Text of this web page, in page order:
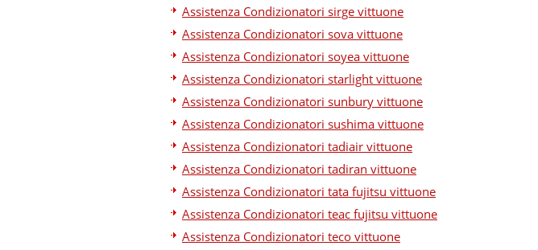
Assistenza Condizionatori sirge vittuone
Assistenza Condizionatori sova vittuone
Assistenza Condizionatori soyea vittuone
Assistenza Condizionatori starlight vittuone
Assistenza Condizionatori sunbury vittuone
Assistenza Condizionatori sushima vittuone
Assistenza Condizionatori tadiair vittuone
Assistenza Condizionatori tadiran vittuone
Assistenza Condizionatori tata fujitsu vittuone
Assistenza Condizionatori teac fujitsu vittuone
Assistenza Condizionatori teco vittuone